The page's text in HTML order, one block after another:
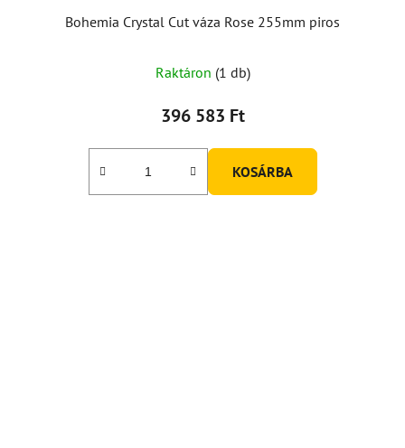
Bohemia Crystal Cut váza Rose 255mm piros
Raktáron (1 db)
396 583 Ft
KOSÁRBA